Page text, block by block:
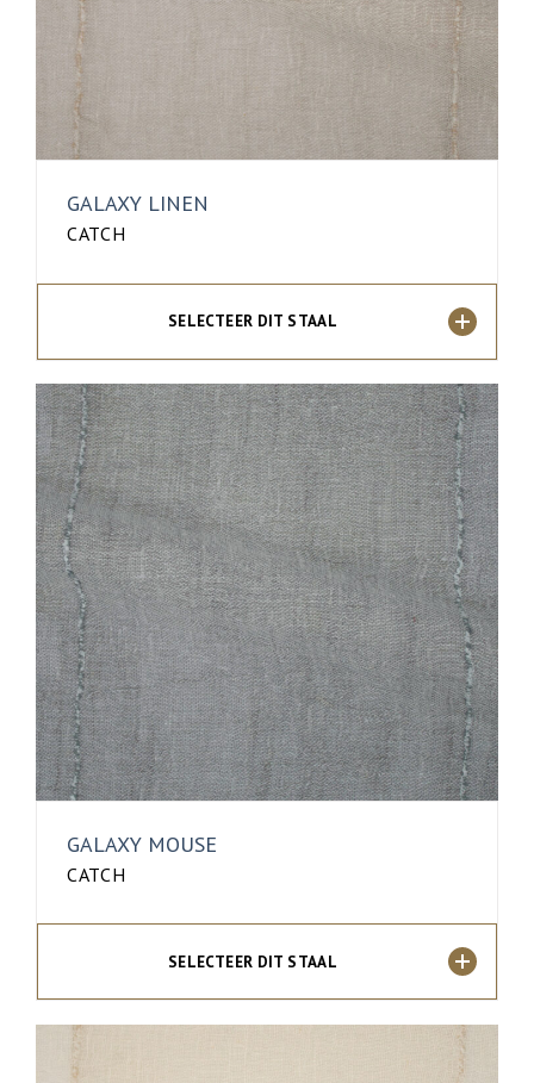
GALAXY LINEN
CATCH
SELECTEER DIT STAAL
GALAXY MOUSE
CATCH
SELECTEER DIT STAAL